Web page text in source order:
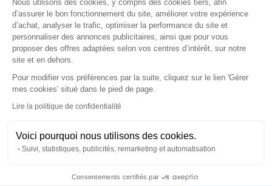
Nous utilisons des cookies, y compris des cookies tiers, afin
d’assurer le bon fonctionnement du site, améliorer votre expérience
d’achat, analyser le trafic, optimiser la performance du site et
personnaliser des annonces publicitaires, ainsi que pour vous
proposer des offres adaptées selon vos centres d’intérêt, sur notre
site et en dehors.
Pour modifier vos préférences par la suite, cliquez sur le lien 'Gérer
mes cookies' situé dans le pied de page.
Lire la politique de confidentialité
Voici pourquoi nous utilisons des cookies.
Suivi, statistiques, publicités, remarketing et automatisation
Consentements certifiés par
Axeptio consent
Posez-nous vos questions
Ces produits peuvent vous